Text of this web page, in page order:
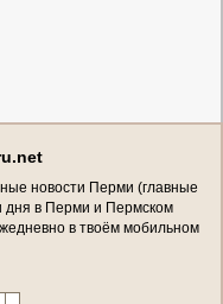
u.net
ные новости Перми (главные
дня в Перми и Пермском
жедневно в твоём мобильном